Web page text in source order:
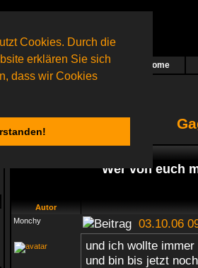
Cookies. Durch die
erklären Sie sich
dass wir Cookies
Rätsel ist in Arbeit Home
und 52 Gäste)
Wer von euch
Autor
Monchy
03.10.06
und ich wollte
und bin bis jetzt